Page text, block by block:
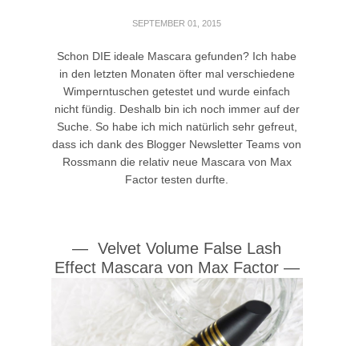
SEPTEMBER 01, 2015
Schon DIE ideale Mascara gefunden? Ich habe
in den letzten Monaten öfter mal verschiedene
Wimperntuschen getestet und wurde einfach
nicht fündig. Deshalb bin ich noch immer auf der
Suche. So habe ich mich natürlich sehr gefreut,
dass ich dank des Blogger Newsletter Teams von
Rossmann die relativ neue Mascara von Max
Factor testen durfte.
—Velvet Volume False Lash
Effect Mascara von Max Factor —